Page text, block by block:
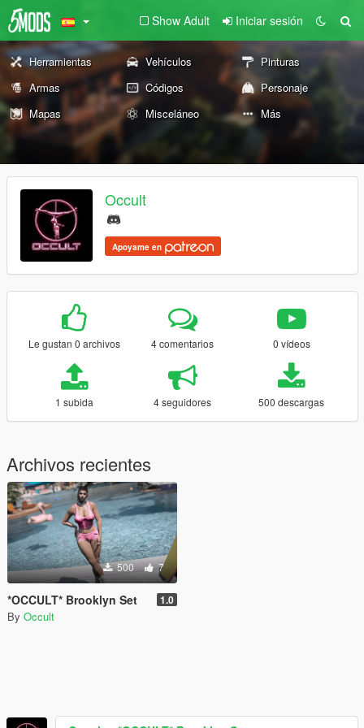
Show Adult Iniciar sesión
Herramientas Vehículos
Pinturas
Armas
Códigos
Personaje
Mapas
Misceláneo Más
Occult
Apoyame en
Le gustan 0 archivos 4 comentarios 0 vídeos
1 subida 4 seguidores 500 descargas
Archivos recientes
500 7
*OCCULT* Brooklyn Set 1.0
By Occult